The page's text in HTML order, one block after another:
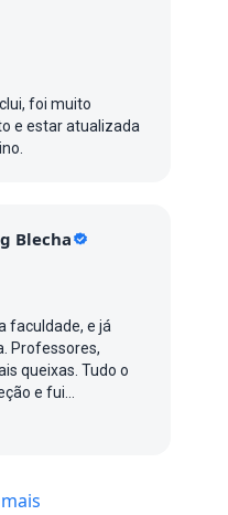
foi muito
e estar atualizada
Blecha
faculdade, e já
Professores,
queixas. Tudo o
e fui
necessário.